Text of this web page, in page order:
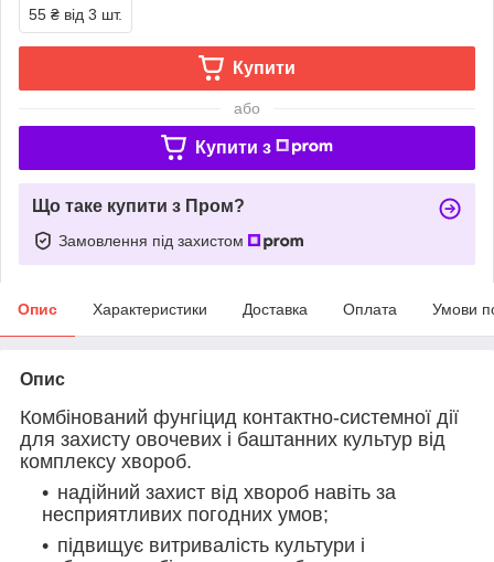
55 ₴ від 3 шт.
Купити
або
Купити з
Що таке купити з Пром?
Замовлення під захистом
Опис Характеристики Доставка Оплата Умови
Опис
Комбінований фунгіцид контактно-системної дії
для захисту овочевих і баштанних культур від
комплексу хвороб.
надійний захист від хвороб навіть за
несприятливих погодних умов;
підвищує витривалість культури і